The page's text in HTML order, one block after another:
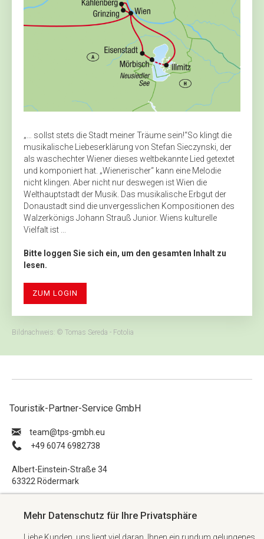
„… sollst stets die Stadt meiner Träume sein!“So klingt die
musikalische Liebeserklärung von Stefan Sieczynski, der
als waschechter Wiener dieses weltbekannte Lied getextet
und komponiert hat. „Wienerischer“ kann eine Melodie
nicht klingen. Aber nicht nur deswegen ist Wien die
Welthauptstadt der Musik. Das musikalische Erbgut der
Donaustadt sind die unvergesslichen Kompositionen des
Walzerkönigs Johann Strauß Junior. Wiens kulturelle
Vielfalt ist ...
Bitte loggen Sie sich ein, um den gesamten Inhalt zu
lesen.
ZUM LOGIN
Bildnachweis: © Tomas Sereda - Fotolia
Touristik-Partner-Service GmbH
ue.hbmg-spt@maet
+49 6074 6982738
Albert-Einstein-Straße 34
63322 Rödermark
Impressum
Mehr Datenschutz für Ihre Privatsphäre